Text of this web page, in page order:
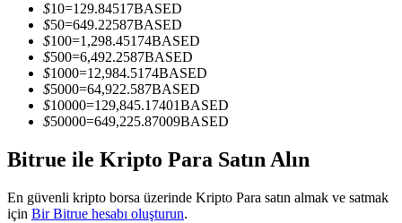
Bilgi
Ticaret bilgileri vb. dahil olmak üzere büyük veri analizi.
$10=129.84517BASED
$50=649.22587BASED
$100=1,298.45174BASED
$500=6,492.2587BASED
$1000=12,984.5174BASED
$5000=64,922.587BASED
$10000=129,845.17401BASED
$50000=649,225.87009BASED
Bitrue ile Kripto Para Satın Alın
En güvenli kripto borsa üzerinde Kripto Para satın almak ve satmak
için Bir Bitrue hesabı oluşturun.